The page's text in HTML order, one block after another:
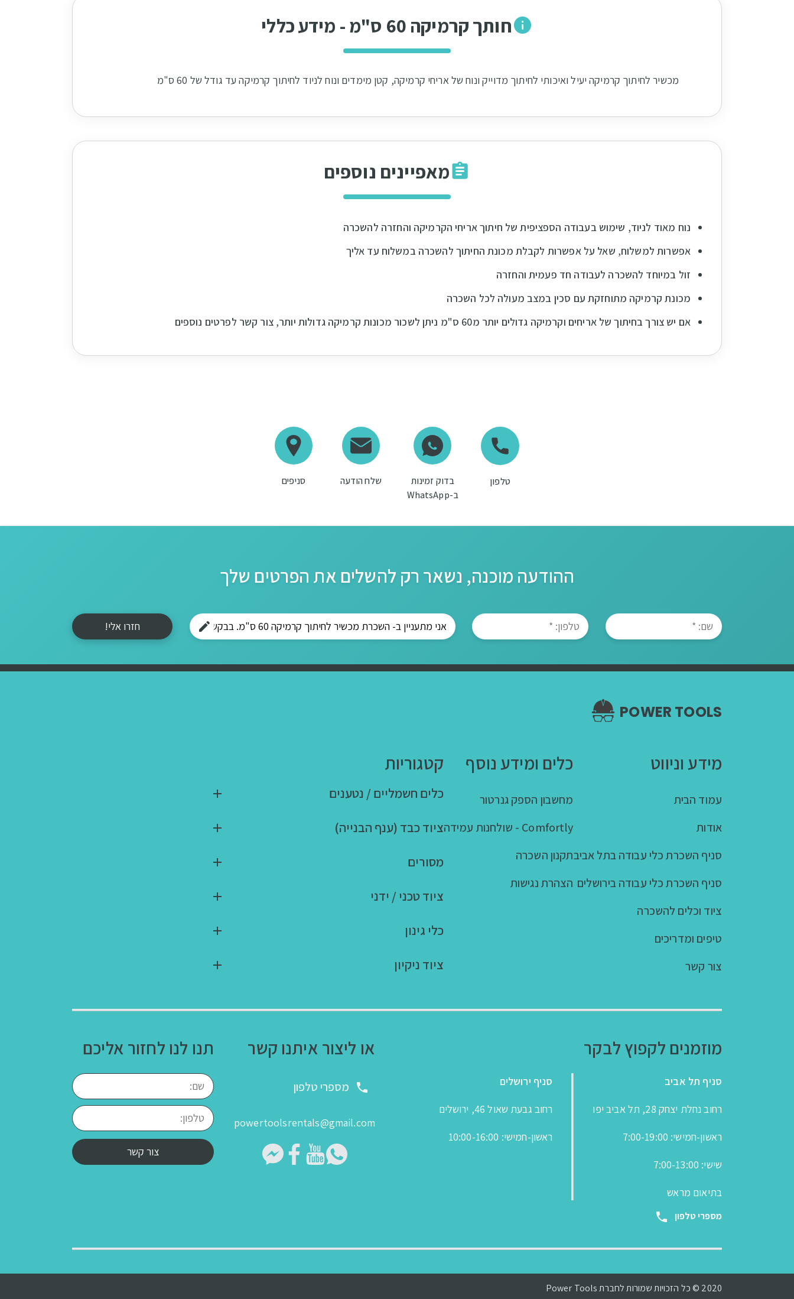
חותך קרמיקה 60 ס"מ - מידע כללי
מכשיר לחיתוך קרמיקה יעיל ואיכותי לחיתוך מדוייק ונוח של אריחי קרמיקה, קטן מימדים ונוח לניוד לחיתוך קרמיקה עד גודל של 60 ס"מ
מאפיינים נוספים
נוח מאוד לניוד, שימוש בעבודה הספציפית של חיתוך אריחי הקרמיקה והחזרה להשכרה
אפשרות למשלוח, שאל על אפשרות לקבלת מכונת החיתוך להשכרה במשלוח עד אליך
זול במיוחד להשכרה לעבודה חד פעמית והחזרה
מכונת קרמיקה מתוחזקת עם סכין במצב מעולה לכל השכרה
אם יש צורך בחיתוך של אריחים וקרמיקה גדולים יותר מ60 ס"מ ניתן לשכור מכונות קרמיקה גדולות יותר, צור קשר לפרטים נוספים
טלפון
בדוק זמינות
ב-WhatsApp
שלח הודעה סניפים
ההודעה מוכנה, נשאר רק להשלים את הפרטים שלך
חזרו אלי!
POWER TOOLS
מידע וניווט
עמוד הבית
אודות
סניף השכרת כלי עבודה בתל אביב
סניף השכרת כלי עבודה בירושלים
ציוד וכלים להשכרה
טיפים ומדריכים
צור קשר
כלים ומידע נוסף
מחשבון הספק גנרטור
Comfortly - שולחנות עמידה
תקנון השכרה
הצהרת נגישות
קטגוריות
כלים חשמליים / נטענים
ציוד כבד (ענף הבנייה)
מסורים
ציוד טכני / ידני
כלי גינון
ציוד ניקיון
מוזמנים לקפוץ לבקר
סניף תל אביב
רחוב נחלת יצחק 28, תל אביב יפו
ראשון-חמישי: 7:00-19:00
שישי: 7:00-13:00
בתיאום מראש
סניף ירושלים
רחוב גבעת שאול 46, ירושלים
ראשון-חמישי: 10:00-16:00
מספרי טלפון
או ליצור איתנו קשר
מספרי טלפון
powertoolsrentals@gmail.com
תנו לנו לחזור אליכם
צור קשר
2020 © כל הזכויות שמורות לחברת Power Tools